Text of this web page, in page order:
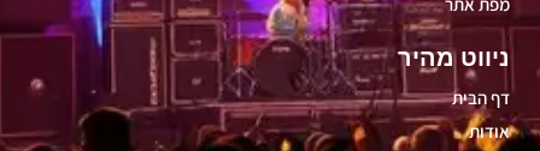
ניווט מהיר
דף הבית
אודות